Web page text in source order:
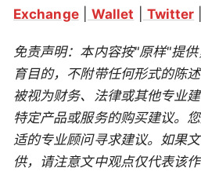
Exchange| Wallet Twitter
免责声明：本内容按"原样"提
育目的，不附带任何形式的陈
被视为财务、法律或其他专业
特定产品或服务的购买建议。
适的专业顾问寻求建议。如果
供，请注意文中观点仅代表该